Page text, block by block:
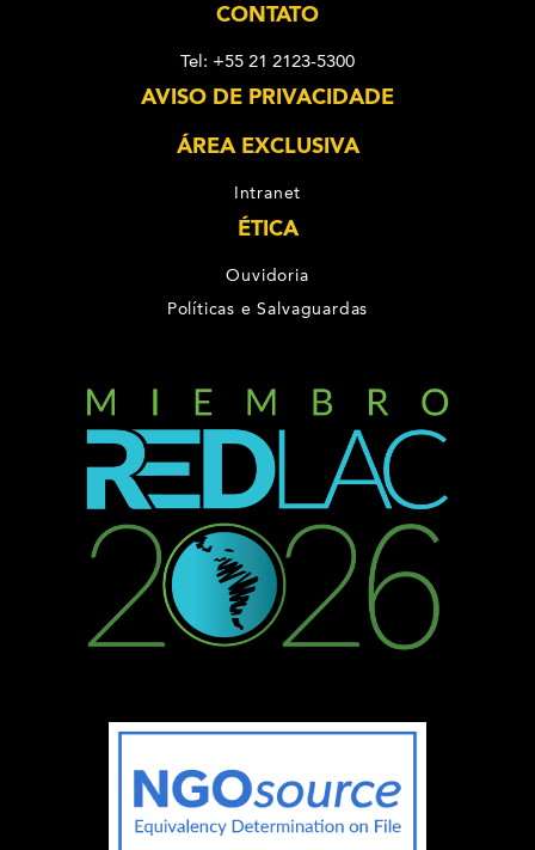
CONTATO
Tel: +55 21 2123-5300
AVISO DE PRIVACIDADE
ÁREA EXCLUSIVA
Intranet
ÉTICA
Ouvidoria
Políticas e Salvaguardas